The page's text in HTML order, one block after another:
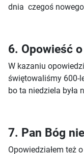
dnia czegoś
6. Opowieść
W kazaniu
świętowaliśmy 600-
bo ta niedziela była
7. Pan Bóg
Opowiedziałem też